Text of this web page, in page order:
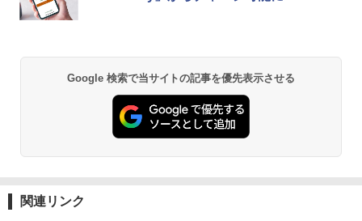
【公式】ブタメン とんこつ味 35g×15個
| 業務用 夜食 カップラーメン ミニカップ
麺 小腹 インスタント アウトドアにも ロ
ーリングストック 大人買い おやつカン
パニー
チーム調理 自動メニュー19種搭載 角皿
シャープ 過熱水蒸気 オーブンレンジ 26
L コンベクション 2段調理 ホワイト RE-
SS26B-W
Google 検索で当サイトの記事を優先表示させる
関連リンク